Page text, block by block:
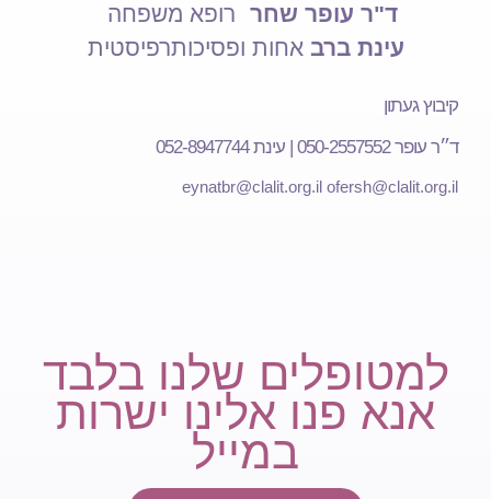
ד"ר עופר שחר רופא משפחה
עינת ברבאחות ופסיכותרפיסטית
קיבוץ געתון
ד״ר עופר 050-2557552 | עינת 052-8947744
ofersh@clalit.org.il
eynatbr@clalit.org.il
למטופלים שלנו בלבד
אנא פנו אלינו ישרות
במייל